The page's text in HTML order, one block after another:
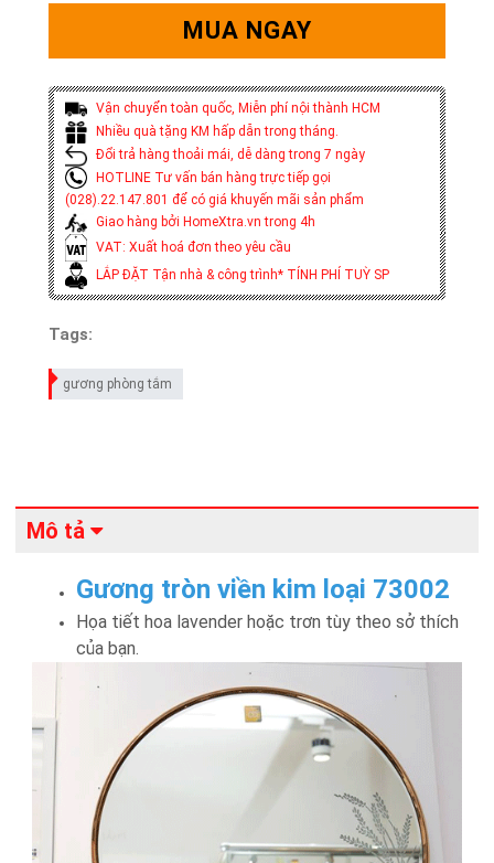
MUA NGAY
Vận chuyển toàn quốc, Miễn phí nội thành HCM
Nhiều quà tặng KM hấp dẫn trong tháng.
Đổi trả hàng thoải mái, dễ dàng trong 7 ngày
HOTLINE Tư vấn bán hàng trực tiếp gọi
(028).22.147.801 để có giá khuyến mãi sản phẩm
Giao hàng bởi HomeXtra.vn trong 4h
VAT: Xuất hoá đơn theo yêu cầu
LẮP ĐẶT Tận nhà & công trình* TÍNH PHÍ TUỲ SP
Tags:
gương phòng tắm
Mô tả
Gương tròn viền kim loại 73002
Họa tiết hoa lavender hoặc trơn tùy theo sở thích
của bạn.